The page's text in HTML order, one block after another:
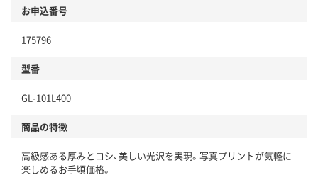
お申込番号
175796
型番
GL-101L400
商品の特徴
高級感ある厚みとコシ、美しい光沢を実現。写真プリントが気軽に
楽しめるお手頃価格。